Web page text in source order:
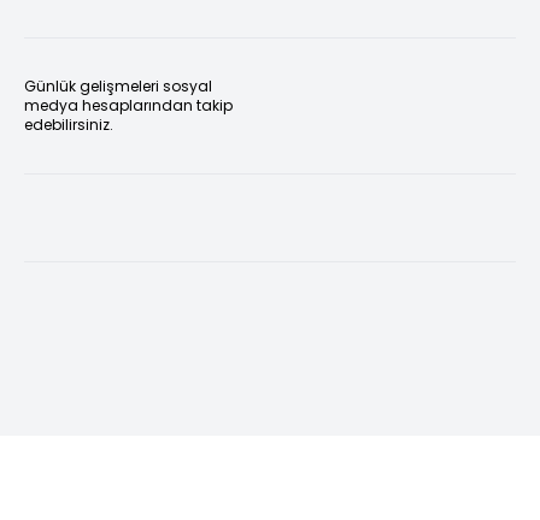
Günlük gelişmeleri sosyal
medya hesaplarından takip
edebilirsiniz.